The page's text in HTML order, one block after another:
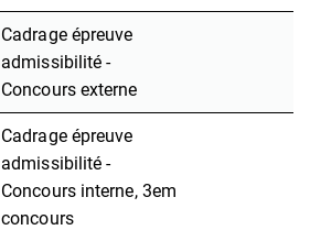
Cadrage épreuve
admissibilité -
Concours externe
Cadrage épreuve
admissibilité -
Concours interne, 3em
concours